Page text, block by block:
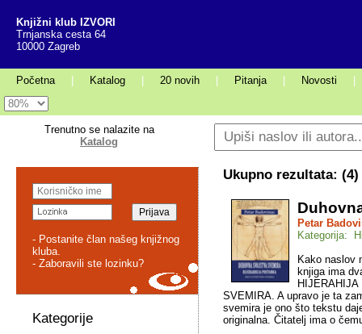
Knjižni klub IZVORI
Trnjanska cesta 64
10000 Zagreb
Početna Katalog 20 novih Pitanja Novosti
Trenutno se nalazite na
Katalog
- Postanite član našeg knjižnog
kluba.
- Zaboravili ste lozinku?
Kategorije
Ukupno rezultata: (4)
Petar
Kategorija:
Kako naslov
knjiga ima
SVEMIRA. A upravo je ta
svemira je ono što tekstu
originalna. Čitatelj ima o